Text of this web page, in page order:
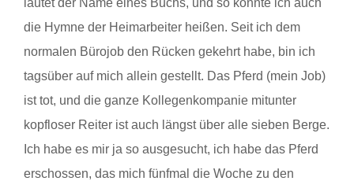
die Hymne der Heimarbeiter heißen. Seit ich dem
normalen Bürojob den Rücken gekehrt habe, bin ich
tagsüber auf mich allein gestellt. Das Pferd (mein Job)
ist tot, und die ganze Kollegenkompanie mitunter
kopfloser Reiter ist auch längst über alle sieben Berge.
Ich habe es mir ja so ausgesucht, ich habe das Pferd
erschossen, das mich fünfmal die Woche zu den